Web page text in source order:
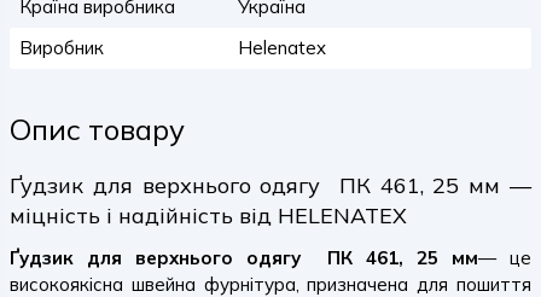
Країна виробника
Україна
Виробник
Helenatex
Опис товару
Ґудзик для верхнього одягу ПК 461, 25 мм —
міцність і надійність від HELENATEX
Ґудзик для верхнього одягу ПК 461, 25 мм— це
високоякісна швейна фурнітура, призначена для пошиття